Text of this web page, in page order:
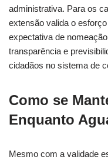
administrativa. Para os
extensão valida o
expectativa de
transparência e
cidadãos no sistema de
Como se
Enquanto
Mesmo com a validade